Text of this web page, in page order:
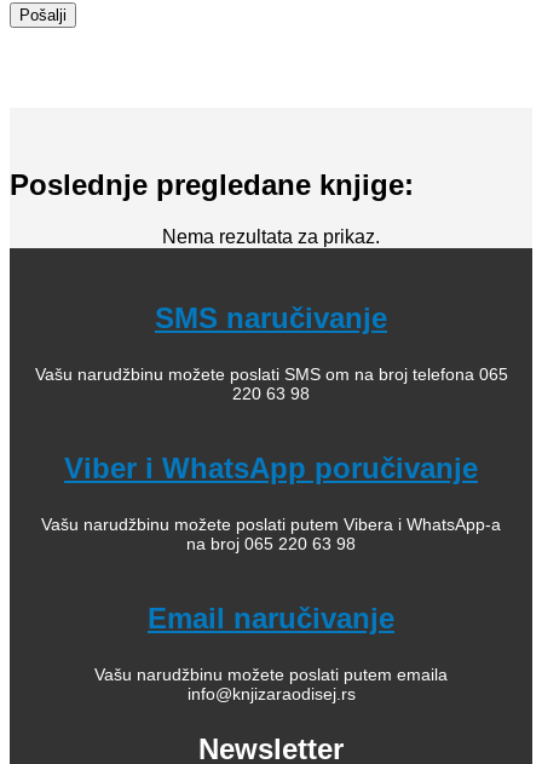
Poslednje pregledane knjige:
Nema rezultata za prikaz.
SMS naručivanje
Vašu narudžbinu možete poslati SMS om na broj telefona 065
220 63 98
Viber i WhatsApp poručivanje
Vašu narudžbinu možete poslati putem Vibera i WhatsApp-a
na broj 065 220 63 98
Email naručivanje
Vašu narudžbinu možete poslati putem emaila
info@knjizaraodisej.rs
Newsletter